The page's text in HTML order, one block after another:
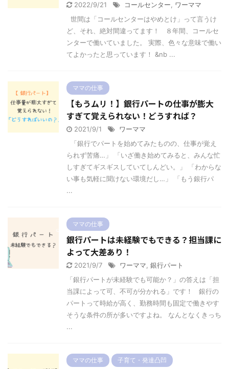
2022/9/21 コールセンター
ワーママ
世間は「コールセンターはやめとけ」って言うけ
ど、それ、絶対間違ってます！ ８年間、コールセ
ンターで働いていました。 実際、色々な意味で働い
てよかったと思っています！ &nb ...
ママの仕事
【もうムリ！】銀行パートの仕事が膨大
すぎて覚えられない！どうすれば？
2021/9/1
ワーママ
「銀行でパートを始めてみたものの、仕事が覚え
られず苦痛…」 「いざ働き始めてみると、みんな忙
しすぎてギスギスしていてしんどい。」 「わからな
い事も気軽に聞けない環境だし…」 「もう銀行パ
...
ママの仕事
銀行パートは未経験でもできる？担当課に
よって大差あり！
2021/9/7 ワーママ 銀行パート
「銀行パートが未経験でも可能か？」の答えは「担
当課によって可、不可が分かれる」です！ 銀行の
パートって時給が高く、勤務時間も固定で働きやす
そうな条件の所が多いですよね。 なんとなくきっち
...
ママの仕事 子育て・発達凸凹